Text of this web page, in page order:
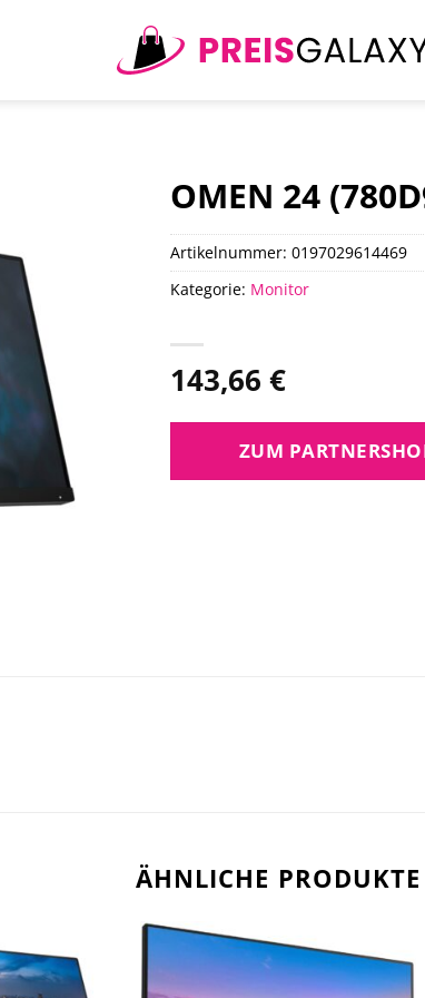
OMEN 24
143,66 €
ZUM
Artikelnummer: 0197029614469
Kategorie: Monitor
ÄHNLICHE PRODUKTE